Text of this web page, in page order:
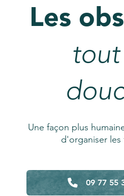
Les
Une façon plus
d'organiser les
09 77 55